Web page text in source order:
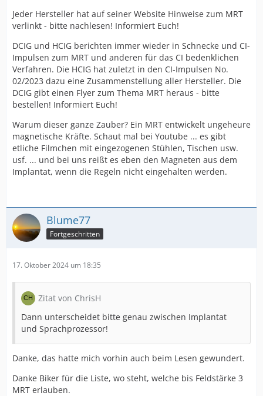
Jeder Hersteller hat auf seiner Website Hinweise zum MRT
verlinkt - bitte nachlesen! Informiert Euch!
DCIG und HCIG berichten immer wieder in Schnecke und CI-
Impulsen zum MRT und anderen für das CI bedenklichen
Verfahren. Die HCIG hat zuletzt in den CI-Impulsen No.
02/2023 dazu eine Zusammenstellung aller Hersteller. Die
DCIG gibt einen Flyer zum Thema MRT heraus - bitte
bestellen! Informiert Euch!
Warum dieser ganze Zauber? Ein MRT entwickelt ungeheure
magnetische Kräfte. Schaut mal bei Youtube ... es gibt
etliche Filmchen mit eingezogenen Stühlen, Tischen usw.
usf. ... und bei uns reißt es eben den Magneten aus dem
Implantat, wenn die Regeln nicht eingehalten werden.
Blume77
Fortgeschritten
17. Oktober 2024 um 18:35
Zitat von ChrisH
Dann unterscheidet bitte genau zwischen Implantat
und Sprachprozessor!
Danke, das hatte mich vorhin auch beim Lesen gewundert.
Danke Biker für die Liste, wo steht, welche bis Feldstärke 3
MRT erlauben.